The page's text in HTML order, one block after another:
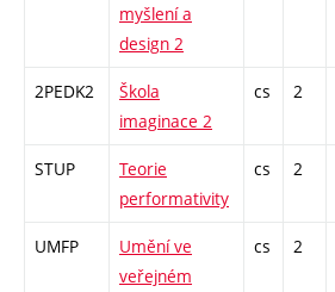
myšlení a
design 2
2PEDK2
Škola
imaginace 2
cs 2
STUP
Teorie
performativity
cs 2
UMFP
Umění ve
veřejném
cs 2